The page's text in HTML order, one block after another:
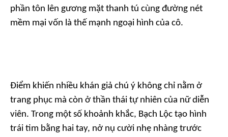
phần tôn lên gương mặt thanh tú cùng đường nét
mềm mại vốn là thế mạnh ngoại hình của cô.
Điểm khiến nhiều khán giả chú ý không chỉ nằm ở
trang phục mà còn ở thần thái tự nhiên của nữ diễn
viên. Trong một số khoảnh khắc, Bạch Lộc tạo hình
trái tim bằng hai tay, nở nụ cười nhẹ nhàng trước